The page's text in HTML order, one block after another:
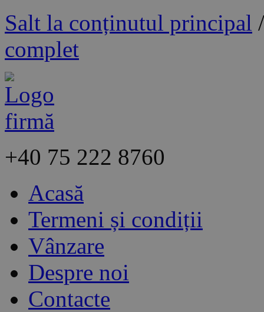
Salt la conținutul principal
complet
+40 75 222 8760
Acasă
Termeni și condiții
Vânzare
Despre noi
Contacte